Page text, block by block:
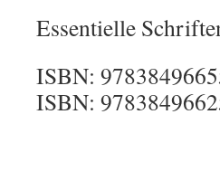
Essentielle
ISBN:
ISBN: